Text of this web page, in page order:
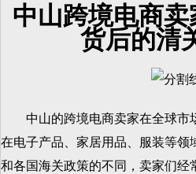
中山跨境电商
货后的清
中山的跨境电商卖家在全球市
在电子产品、家居用品、服装等领
和各国海关政策的不同，卖家们经